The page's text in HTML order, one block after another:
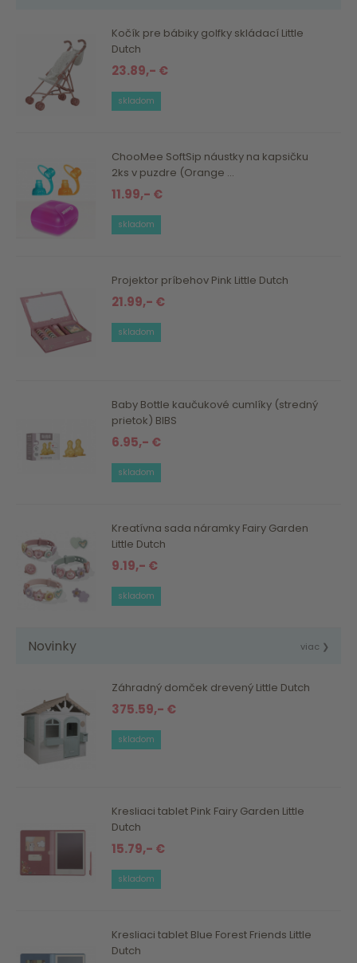
Kočík pre bábiky golfky skládací Little
Dutch
23.89,- €
skladom
ChooMee SoftSip náustky na kapsičku
2ks v puzdre (Orange ...
11.99,- €
skladom
Projektor príbehov Pink Little Dutch
21.99,- €
skladom
Baby Bottle kaučukové cumlíky (stredný
prietok) BIBS
6.95,- €
skladom
Kreatívna sada náramky Fairy Garden
Little Dutch
9.19,- €
skladom
Novinky viac ❯
Záhradný domček drevený Little Dutch
375.59,- €
skladom
Kresliaci tablet Pink Fairy Garden Little
Dutch
15.79,- €
skladom
Kresliaci tablet Blue Forest Friends Little
Dutch